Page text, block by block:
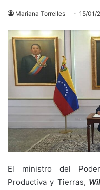
Mariana Torrelles 15/01/
El ministro del
Productiva y Tierras,